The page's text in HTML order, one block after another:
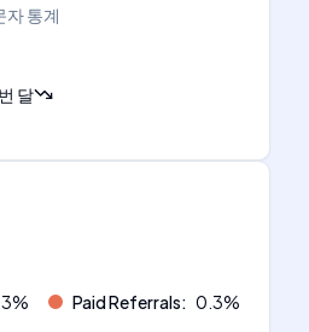
자 통계
달
% Paid Referrals: 0.3%